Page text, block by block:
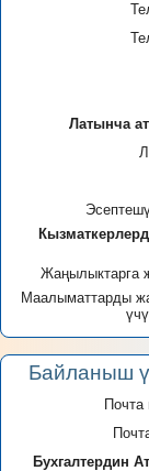
Латынча
Жаңылыктарга
Маалыматтарды
Байланыш
Почта
Бухгалтердин